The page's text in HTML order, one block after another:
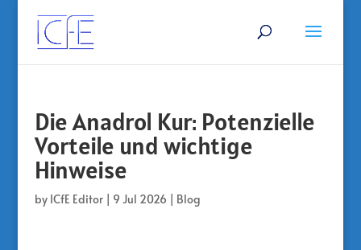
Die Anadrol Kur: Potenzielle
Vorteile und wichtige
Hinweise
by ICfE Editor| 9 Jul 2026 | Blog